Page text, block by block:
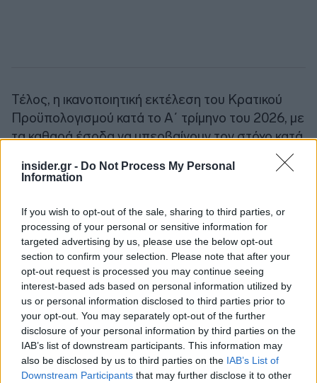
insider.gr - Do Not Process My Personal
Information
If you wish to opt-out of the sale, sharing to third parties, or
processing of your personal or sensitive information for
targeted advertising by us, please use the below opt-out
section to confirm your selection. Please note that after your
opt-out request is processed you may continue seeing
interest-based ads based on personal information utilized by
us or personal information disclosed to third parties prior to
your opt-out. You may separately opt-out of the further
disclosure of your personal information by third parties on the
IAB’s list of downstream participants. This information may
also be disclosed by us to third parties on the IAB’s List of
Downstream Participants that may further disclose it to other
Τέλος, η ικανοποιητική εκτέλεση του Κρατικού
Προϋπολογισμού κατά το Α΄ τρίμηνο του 2026, με
τα καθαρά έσοδα να υπερβαίνουν τον στόχο κατά
χαμηλότερα κατά 5,0% σε σχέση με τις
Κρατικού Προϋπολογισμού 2026,δημιουργεί τις
αναγκαίες προϋποθέσεις για την ύπαρξη
επαρκούς δημοσιονομικού χώρου, ικανού να
καλύψει την προτεινόμενη αύξηση των
πιστώσεων του τακτικού προϋπολογισμού ,
υπό την προϋπόθεση ότι η εκτέλεση του
προϋπολογισμού κατά το υπόλοιπο του έτους θα
συνεχιστεί ομαλά.
Λαμβάνοντας υπόψη τη συνολικά θετική